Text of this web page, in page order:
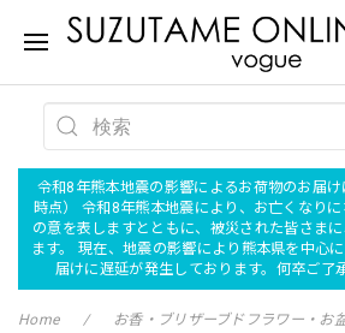
令和8年熊本地震の影響によるお荷物のお届
時点） 令和8年熊本地震により、お亡くなり
の意を表しますとともに、被災された皆さま
ます。 現在、地震の影響により熊本県を中心
届けに遅延が発生しております。何卒ご
Home お香・ブリザーブドフラワー・お